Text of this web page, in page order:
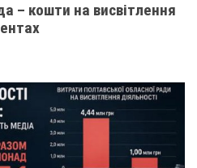
– кошти на висвітлення